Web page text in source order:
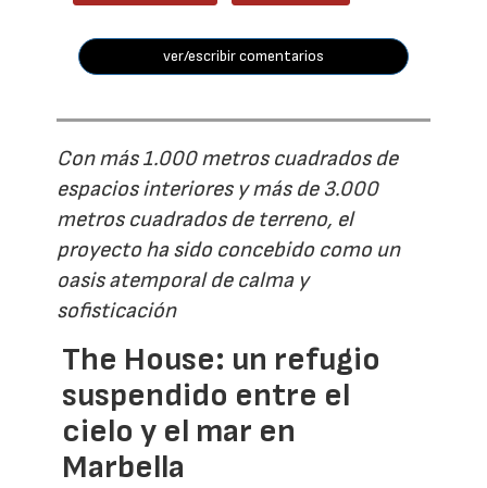
ver/escribir comentarios
Con más 1.000 metros cuadrados de
espacios interiores y más de 3.000
metros cuadrados de terreno, el
proyecto ha sido concebido como un
oasis atemporal de calma y
sofisticación
The House: un refugio
suspendido entre el
cielo y el mar en
Marbella